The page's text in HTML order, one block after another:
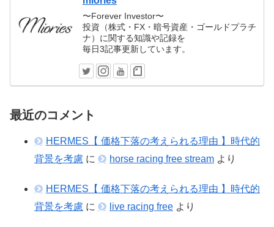
〜Forever Investor〜
投資（株式・FX・暗号資産・ゴールドプラチ
ナ）に関する知識や記録を
毎日3記事更新しています。
最近のコメント
HERMES【 価格下落の考えられる理由 】時代的
背景を考慮 に horse racing free stream より
HERMES【 価格下落の考えられる理由 】時代的
背景を考慮 に live racing free より